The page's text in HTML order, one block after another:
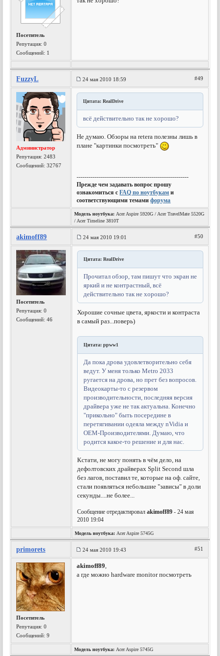
Посетитель
Репутация:0
Сообщений: 1
FuzzyL 24 мая 2010 18:59 #49
Администратор
Репутация:2483
Сообщений: 32767
Цитата: RealDrive
всё действительно так не хорошо?
Не думаю. Обзоры на retera полезны лишь в
плане "картинки посмотреть"
---------------------------------------------------------
Прежде чем задавать вопрос прошу
ознакомиться сFAQ по ноутбукам и
соответствующими темамифорума
Модель ноутбука: Acer Aspire 5920G / Acer TravelMate 5520G
/ Acer Timeline 3810T
akimoff89 24 мая 2010 19:01 #50
Посетитель
Репутация:0
Сообщений: 46
Цитата: RealDrive
Прочитал обзор, там пишут что экран не
яркий и не контрастный, всё
действительно так не хорошо?
Хорошие сочные цвета, яркости и контраста
в самый раз...поверь)
Цитата: ppww1
Да пока дрова удовлетворительно себя
ведут. У меня только Metro 2033
ругается на дрова, но прет без вопросов.
Видеокарты-то с резервом
производительности, последняя версия
драйвера уже не так актуальна. Конечно
"прикольно" быть посередине в
перетягивании одеяла между nVidia и
ОЕМ-Производителями. Думаю, что
родится какое-то решение и для нас.
Кстати, не могу понять в чём дело, на
дефолтовских драйверах Split Second шла
без лагов, поставил те, которые на оф. сайте,
стали появляться небольшие "зависы" в доли
секунды....не более...
Сообщение отредактировалakimoff89 - 24 мая
2010 19:04
Модель ноутбука: Acer Aspire 5745G
primorets 24 мая 2010 19:43 #51
Посетитель
Репутация:0
Сообщений: 9
akimoff89,
а где можно hardware monitor посмотреть
Модель ноутбука: Acer Aspire 5745G